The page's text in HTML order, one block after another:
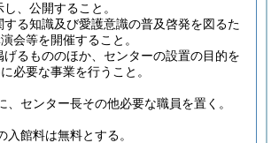
、公開すること。
する知識及び愛護意識の普及啓発を図るた
会等を開催すること。
げるもののほか、センターの設置の目的を
必要な事業を行うこと。
、センター長その他必要な職員を置く。
入館料は無料とする。